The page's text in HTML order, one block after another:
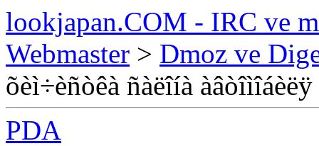
lookjapan.COM - IRC ve
Webmaster > Dmoz ve
õèì÷èñòêà ñàëîíà
PDA